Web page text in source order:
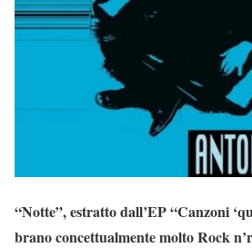
“Notte”, estratto dall’EP “Canzoni
brano concettualmente molto Rock